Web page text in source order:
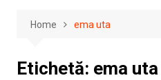
Home ema uta
Etichetă: ema uta